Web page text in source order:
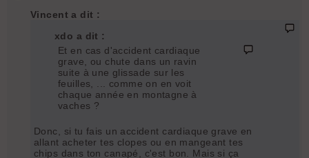
Vincent a dit :
xdo a dit :
Et en cas d'accident cardiaque
grave, ou chute dans un ravin
suite à une glissade sur les
feuilles, ... comme on en voit
chaque année en montagne à
vaches ?
Donc, si tu fais un accident cardiaque grave en
allant acheter tes clopes ou en mangeant tes
chips dans ton canapé, c'est bon. Mais si ça